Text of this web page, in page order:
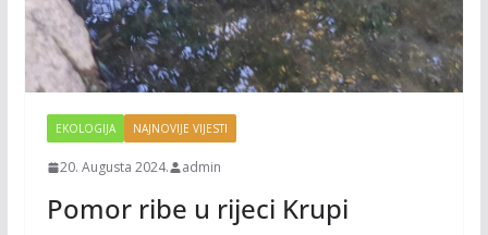
EKOLOGIJA NAJNOVIJE VIJESTI
20. Augusta 2024. admin
Pomor ribe u rijeci Krupi